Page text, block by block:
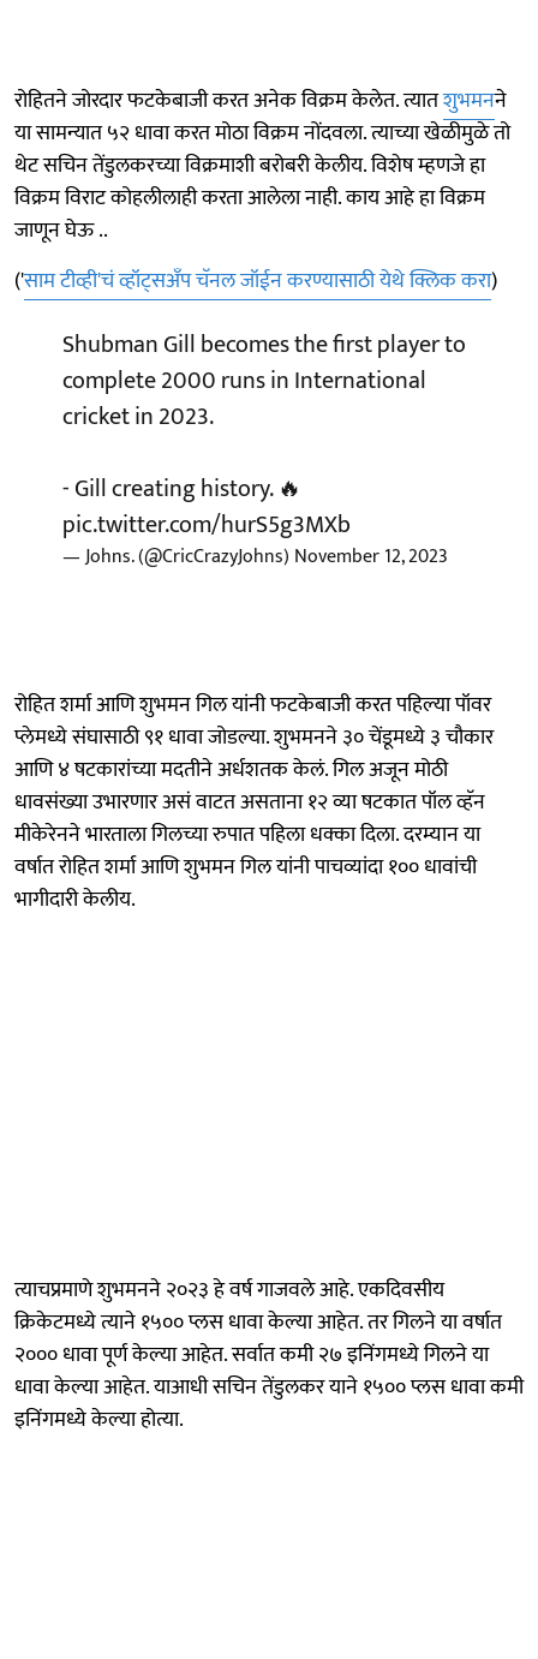
रोहितने जोरदार फटकेबाजी करत अनेक विक्रम केलेत. त्यातशुभमनने
या सामन्यात ५२ धावा करत मोठा विक्रम नोंदवला. त्याच्या खेळीमुळे तो
थेट सचिन तेंडुलकरच्या विक्रमाशी बरोबरी केलीय. विशेष म्हणजे हा
विक्रम विराट कोहलीलाही करता आलेला नाही. काय आहे हा विक्रम
जाणून घेऊ ..
('साम टीव्ही'चं व्हॉट्सअँप चॅनल जॉईन करण्यासाठी येथे क्लिक करा)
Shubman Gill becomes the first player to
complete 2000 runs in International
cricket in 2023.
- Gill creating history. 🔥
pic.twitter.com/hurS5g3MXb
— Johns. (@CricCrazyJohns) November 12, 2023
रोहित शर्मा आणि शुभमन गिल यांनी फटकेबाजी करत पहिल्या पॉवर
प्लेमध्ये संघासाठी ९१ धावा जोडल्या. शुभमनने ३० चेंडूमध्ये ३ चौकार
आणि ४ षटकारांच्या मदतीने अर्धशतक केलं. गिल अजून मोठी
धावसंख्या उभारणार असं वाटत असताना १२ व्या षटकात पॉल व्हॅन
मीकेरेनने भारताला गिलच्या रुपात पहिला धक्का दिला. दरम्यान या
वर्षात रोहित शर्मा आणि शुभमन गिल यांनी पाचव्यांदा १०० धावांची
भागीदारी केलीय.
त्याचप्रमाणे शुभमनने २०२३ हे वर्ष गाजवले आहे. एकदिवसीय
क्रिकेटमध्ये त्याने १५०० प्लस धावा केल्या आहेत. तर गिलने या वर्षात
२००० धावा पूर्ण केल्या आहेत. सर्वात कमी २७ इनिंगमध्ये गिलने या
धावा केल्या आहेत. याआधी सचिन तेंडुलकर याने १५०० प्लस धावा कमी
इनिंगमध्ये केल्या होत्या.